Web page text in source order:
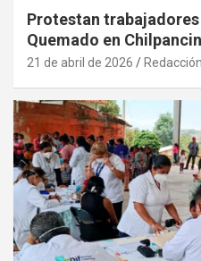
Protestan
Quemado en
21 de abril de 2026 Redacción